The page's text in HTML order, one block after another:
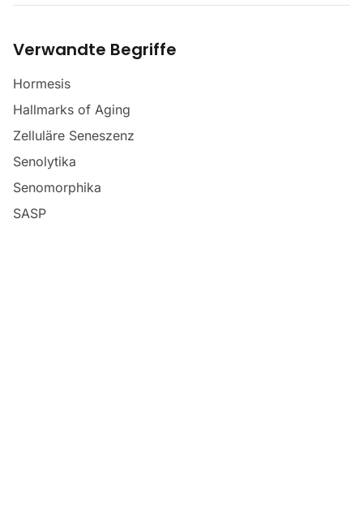
Verwandte Begriffe
Hormesis
Hallmarks of Aging
Zelluläre Seneszenz
Senolytika
Senomorphika
SASP